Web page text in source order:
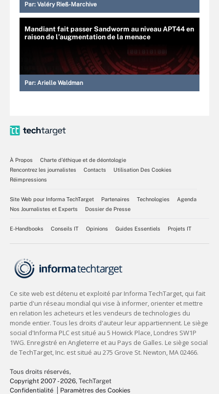
Par: Valéry Rieß-Marchive
Mandiant fait passer Sandworm au niveau APT44 en
raison de l’augmentation de la menace
Par: Arielle Waldman
À Propos
Charte d’éthique et de déontologie
Rencontrez les journalistes
Contacts
Utilisation Des Cookies
Réimpressions
Site Web pour Informa TechTarget Partenaires Technologies
Agenda
Nos Journalistes et Experts
Dossier de Presse
E-Handbooks Conseils IT Opinions Guides Essentiels Projets IT
Tous droits réservés,
Copyright 2007 - 2026, TechTarget
Confidentialité
Paramètres des Cookies